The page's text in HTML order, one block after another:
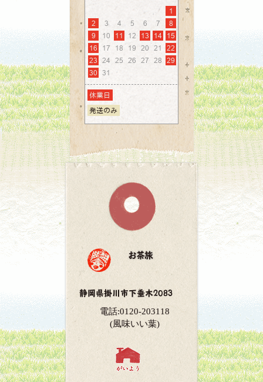
お茶旅
静岡県掛川市下垂木2083
電話:0120-203118
(風味いい葉)